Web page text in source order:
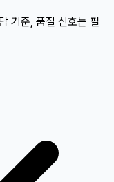
기준, 품질 신호는 필